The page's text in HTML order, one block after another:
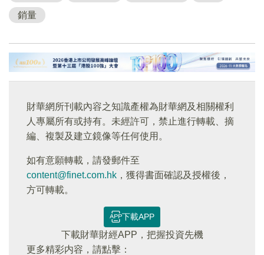
銷量
財華網所刊載內容之知識產權為財華網及相關權利
人專屬所有或持有。未經許可，禁止進行轉載、摘
編、複製及建立鏡像等任何使用。
如有意願轉載，請發郵件至
content@finet.com.hk ，獲得書面確認及授權後，
方可轉載。
下載APP
下載財華財經APP，把握投資先機
更多精彩内容，請點擊：